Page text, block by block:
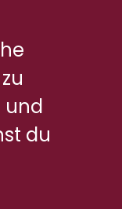
und
du